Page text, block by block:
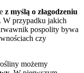
z myślą o złagodzeniu
. W przypadku jakich
pospolity bywa
czy
możemy